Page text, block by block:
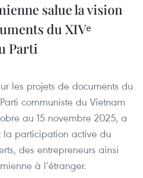
salue la vision
du XIVᵉ
Parti
les projets de documents du
communiste du Vietnam
au 15 novembre 2025, a
la participation active du
des entrepreneurs ainsi
à l’étranger.